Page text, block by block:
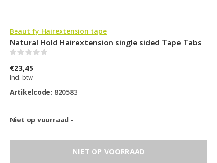
Beautify Hairextension tape
Natural Hold Hairextension single sided Tape Tabs
€23,45
Incl. btw
Artikelcode: 820583
Niet op voorraad -
NIET OP VOORRAAD